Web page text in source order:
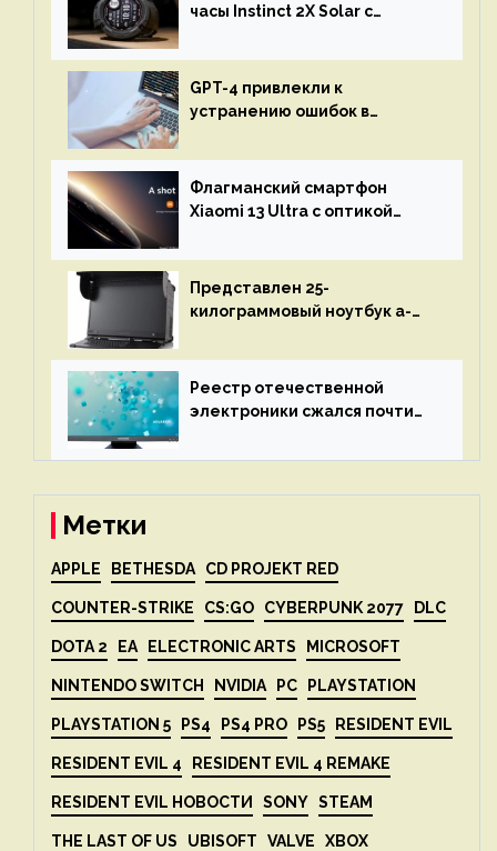
часы Instinct 2X Solar с
GPT-4 привлекли к
устранению ошибок в
остановится до полного
восстановления кода и
объяснит, что пошло не так
Флагманский смартфон
Xiaomi 13 Ultra с оптикой
представят 18 апреля
Представлен 25-
килограммовый ноутбук a-
до 3 Тбайт DDR5 и шесть
дисплеев
Реестр отечественной
электроники сжался почти
Метки
APPLE BETHESDA CD PROJEKT RED
COUNTER-STRIKE CS:GO CYBERPUNK 2077 DLC
DOTA 2 EA ELECTRONIC ARTS MICROSOFT
NINTENDO SWITCH NVIDIA PC PLAYSTATION
PLAYSTATION 5 PS4 PS4 PRO PS5 RESIDENT EVIL
RESIDENT EVIL 4 RESIDENT EVIL 4 REMAKE
RESIDENT EVIL НОВОСТИ SONY STEAM
THE LAST OF US UBISOFT VALVE XBOX